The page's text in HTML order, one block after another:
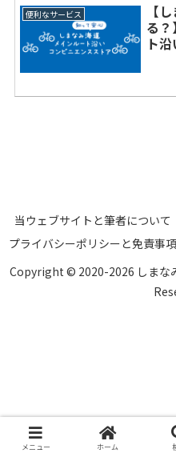
便利なサービス
【
る
ト
当ウェブサイトと筆者について
プライバシーポリシーと免責事項
Copyright © 2020-2026 しまな
メニュー ホーム